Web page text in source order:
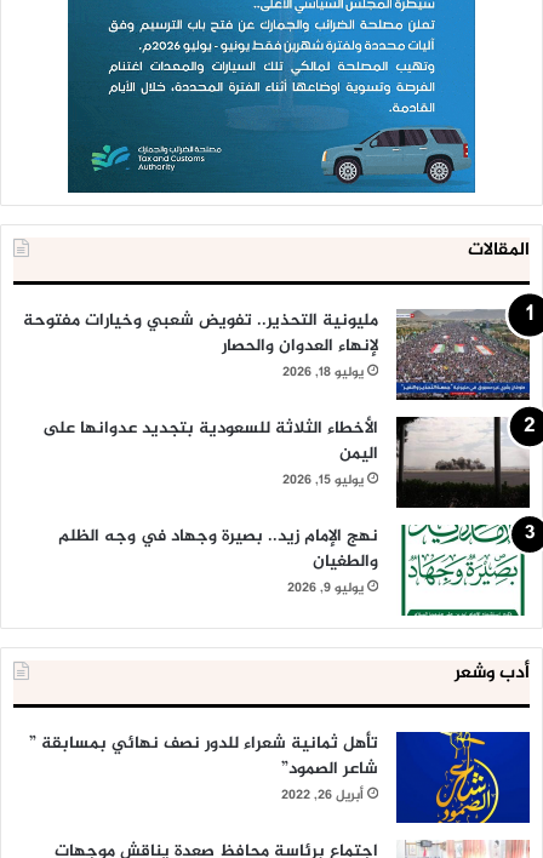
المقالات
مليونية التحذير.. تفويض شعبي وخيارات مفتوحة
لإنهاء العدوان والحصار
يوليو 18, 2026
الأخطاء الثلاثة للسعودية بتجديد عدوانها على
اليمن
يوليو 15, 2026
نهج الإمام زيد.. بصيرة وجهاد في وجه الظلم
والطغيان
يوليو 9, 2026
أدب وشعر
تأهل ثمانية شعراء للدور نصف نهائي بمسابقة ”
شاعر الصمود”
أبريل 26, 2022
اجتماع برئاسة محافظ صعدة يناقش موجهات